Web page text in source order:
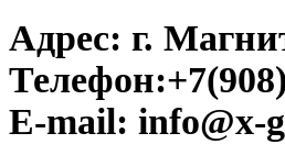
Адрес: г.
Телефон:
E-mail: info@x-